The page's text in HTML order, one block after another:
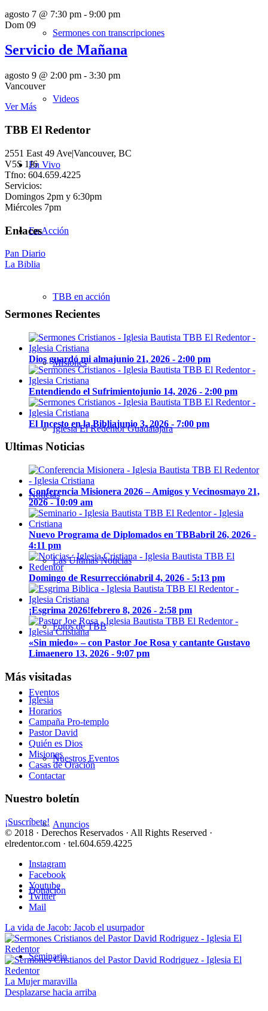
Sermones con transcripciones
Videos
En Vivo
En Acción
TBB en acción
Misiones
Iglesia El Redentor Guadalajara
Noticias
Las Últimas Noticias
Fotos de TBB
Eventos
Nuestros Eventos
Anuncios
Donación
Seminario
agosto 7 @ 7:30 pm - 9:00 pm
Dom 09
Servicio de Mañana
agosto 9 @ 2:00 pm - 3:30 pm
Vancouver
Ver Más
TBB El Redentor
2551 East 49 Ave|Vancouver, BC
V5S 1J6
Tfno: 604.659.4225
Servicios:
Domingos 2pm y 6:30pm
Miércoles 7pm
Enlaces
Pan Diario
La Biblia
Sermones Recientes
Dios guardó mi almajunio 21, 2026 - 2:00 pm
Entendiendo el Sufrimientojunio 14, 2026 - 2:00 pm
El Incesto en la Bibliajunio 3, 2026 - 7:00 pm
Ultimas Noticias
Conferencia Misionera 2026 – Amigos y Vecinosmayo 21,
2026 - 10:09 am
Nuevo Programa de Diplomados en TBBabril 26, 2026 -
4:11 pm
Domingo de Resurrecciónabril 4, 2026 - 5:13 pm
¡Esgrima 2026!febrero 8, 2026 - 2:58 pm
«Sin miedo» – con Pastor Joe Rosa y cantante Gustavo
Limaenero 13, 2026 - 9:07 pm
Más visitadas
Iglesia
Horarios
Campaña Pro-templo
Pastor David
Quién es Dios
Misiones
Casas de Oración
Contactar
Nuestro boletín
¡Suscríbete!
© 2018 · Derechos Reservados · All Rights Reserved ·
elredentor.com · tel.604.659.4225
Instagram
Facebook
Youtube
Twitter
Mail
La vida de Jacob: Jacob el usurpador
La Mujer maravilla
Desplazarse hacia arriba